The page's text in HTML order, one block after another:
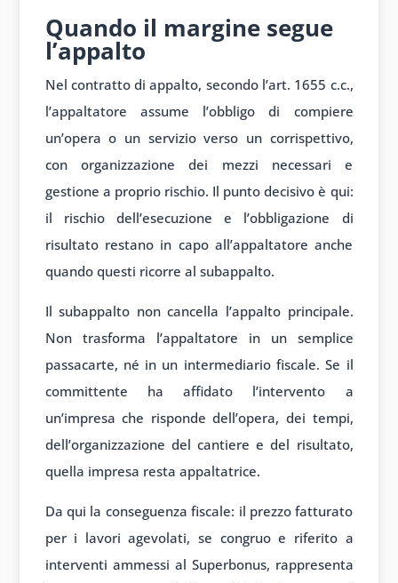
Quando il margine segue
l’appalto
Nel contratto di appalto, secondo l’art. 1655 c.c.,
l’appaltatore assume l’obbligo di compiere
un’opera o un servizio verso un corrispettivo,
con organizzazione dei mezzi necessari e
gestione a proprio rischio. Il punto decisivo è qui:
il rischio dell’esecuzione e l’obbligazione di
risultato restano in capo all’appaltatore anche
quando questi ricorre al subappalto.
Il subappalto non cancella l’appalto principale.
Non trasforma l’appaltatore in un semplice
passacarte, né in un intermediario fiscale. Se il
committente ha affidato l’intervento a
un’impresa che risponde dell’opera, dei tempi,
dell’organizzazione del cantiere e del risultato,
quella impresa resta appaltatrice.
Da qui la conseguenza fiscale: il prezzo fatturato
per i lavori agevolati, se congruo e riferito a
interventi ammessi al Superbonus, rappresenta